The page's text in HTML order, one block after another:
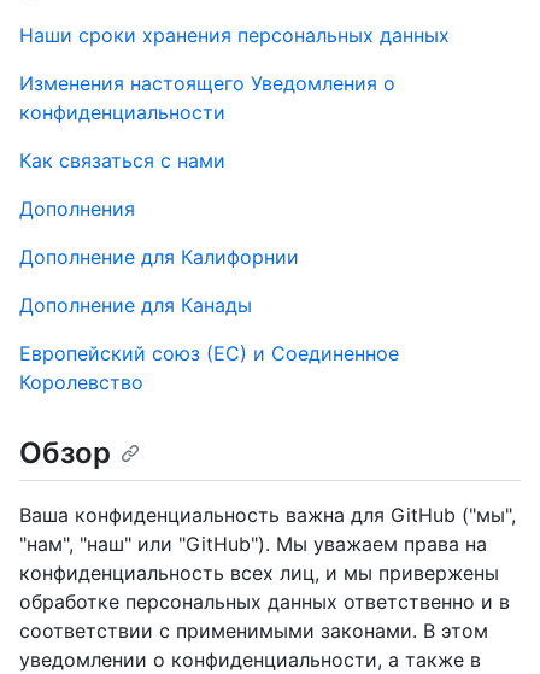
Наши сроки хранения персональных данных
Изменения настоящего Уведомления о
конфиденциальности
Как связаться с нами
Дополнения
Дополнение для Калифорнии
Дополнение для Канады
Европейский союз (ЕС) и Соединенное
Королевство
Обзор
Ваша конфиденциальность важна для GitHub ("мы",
"нам", "наш" или "GitHub"). Мы уважаем права на
конфиденциальность всех лиц, и мы привержены
обработке персональных данных ответственно и в
соответствии с применимыми законами. В этом
уведомлении о конфиденциальности, а также в